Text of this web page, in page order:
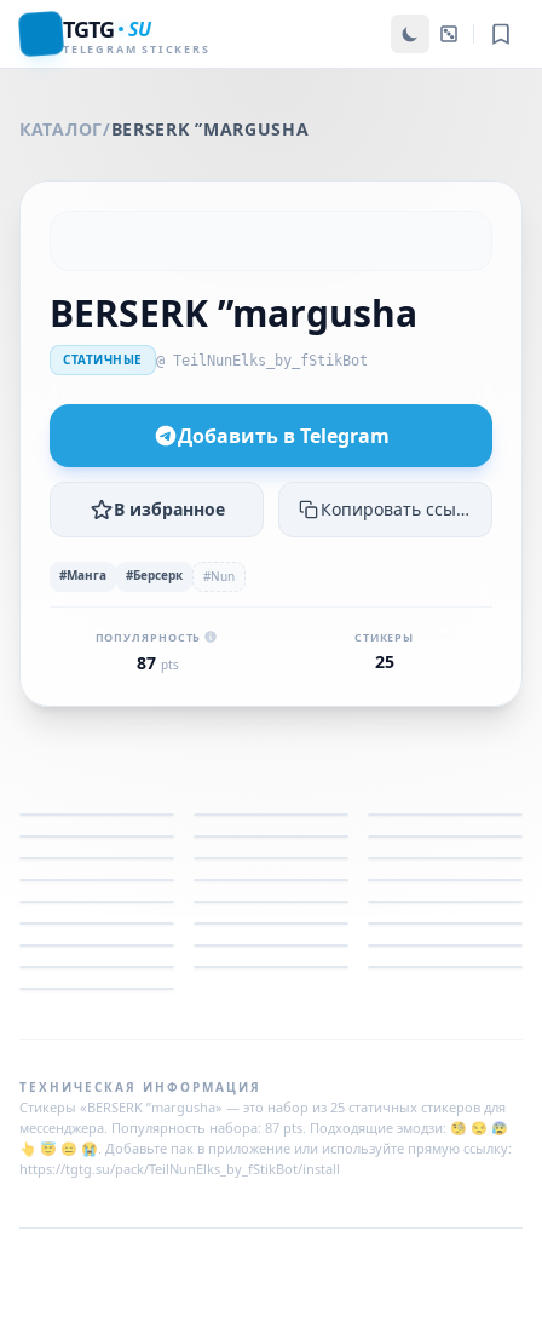
TGTG SU
TELEGRAM STICKERS
КАТАЛОГ/BERSERK ”MARGUSHA
BERSERK ”margusha
СТАТИЧНЫЕ @ TeilNunElks_by_fStikBot
Добавить в Telegram
В избранное Копировать ссылку
#Манга #Берсерк #Nun
ПОПУЛЯРНОСТЬ
87 pts
СТИКЕРЫ
25
ТЕХНИЧЕСКАЯ ИНФОРМАЦИЯ
Стикеры «BERSERK ”margusha» — это набор из 25 статичных стикеров для
мессенджера. Популярность набора: 87 pts. Подходящие эмодзи: 🧐 😒 😰
👆 😇 😑 😭. Добавьте пак в приложение или используйте прямую ссылку:
https://tgtg.su/pack/TeilNunElks_by_fStikBot/install